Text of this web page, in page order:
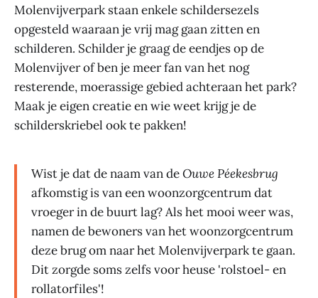
Molenvijverpark staan enkele schildersezels
opgesteld waaraan je vrij mag gaan zitten en
schilderen. Schilder je graag de eendjes op de
Molenvijver of ben je meer fan van het nog
resterende, moerassige gebied achteraan het park?
Maak je eigen creatie en wie weet krijg je de
schilderskriebel ook te pakken!
Wist je dat de naam van deOuwe Péekesbrug
afkomstig is van een woonzorgcentrum dat
vroeger in de buurt lag? Als het mooi weer was,
namen de bewoners van het woonzorgcentrum
deze brug om naar het Molenvijverpark te gaan.
Dit zorgde soms zelfs voor heuse 'rolstoel- en
rollatorfiles'!